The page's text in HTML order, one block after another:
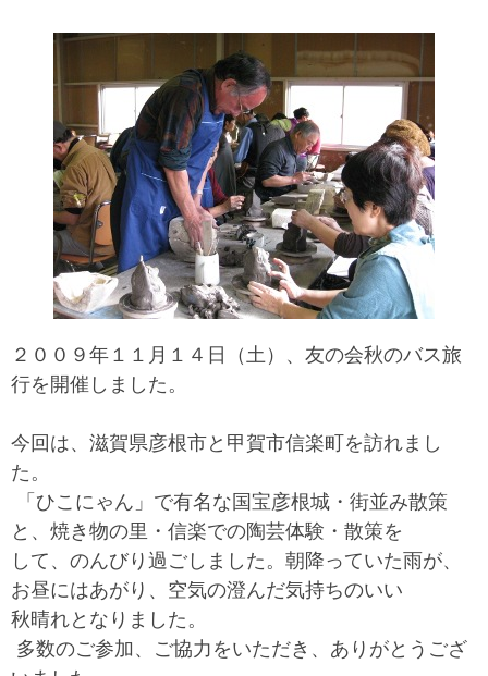
２００９年１１月１４日（土）、友の会秋のバス旅
行を開催しました。
今回は、滋賀県彦根市と甲賀市信楽町を訪れまし
た。
「ひこにゃん」で有名な国宝彦根城・街並み散策
と、焼き物の里・信楽での陶芸体験・散策を
して、のんびり過ごしました。朝降っていた雨が、
お昼にはあがり、空気の澄んだ気持ちのいい
秋晴れとなりました。
多数のご参加、ご協力をいただき、ありがとうござ